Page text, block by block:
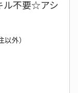
ル不要☆アシ
外）